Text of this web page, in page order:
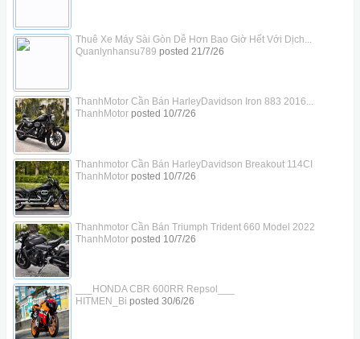
Thuê Xe Máy Sài Gòn Dễ Hơn Bao Giờ Hết Với Dịch...
Quanlynhansu789 posted 21/7/26
ThanhMotor Cần Bán HarleyDavidson Iron 883 2016...
ThanhMotorposted 10/7/26
Thanhmotor Cần Bán HarleyDavidson Breakout 114CI
ThanhMotorposted 10/7/26
Thanhmotor Cần Bán Triumph Trident 660 Model 2022
ThanhMotorposted 10/7/26
___HONDA CBR 600RR Repsol___
HITMEN_Bi posted 30/6/26